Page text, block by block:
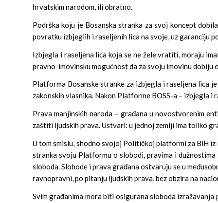
hrvatskim narodom, ili obratno.
Podrška koju je Bosanska stranka za svoj koncept
povratku izbjeglih i raseljenih lica na svoje, uz garanciju
Izbjegla i raseljena lica koja se ne žele vratiti, moraju
pravno-imovinsku mogućnost da za svoju imovinu
Platforma Bosanske stranke za izbjegla i raseljena lica
zakonskih vlasnika. Nakon Platforme BOSS-a – izbjegla i
Prava manjinskih naroda – građana u novostvorenim
zaštiti ljudskih prava. Ustvari: u jednoj zemlji ima toliko
U tom smislu, shodno svojoj Političkoj platformi za BiH
stranka svoju Platformu o slobodi, pravima i
sloboda. Slobode i prava građana ostvaruju se u
ravnopravni, po pitanju ljudskih prava, bez obzira na
Svim građanima mora biti osigurana sloboda